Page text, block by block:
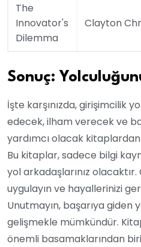
The
Innovator's
Dilemma
Clayton
Sonuç:
İşte karşınızda, girişimcilik
edecek, ilham verecek ve
yardımcı olacak
Bu kitaplar, sadece bilgi
yol arkadaşlarınız
uygulayın ve hayallerinizi
Unutmayın, başarıya giden
gelişmekle mümkündür.
önemli basamaklarından